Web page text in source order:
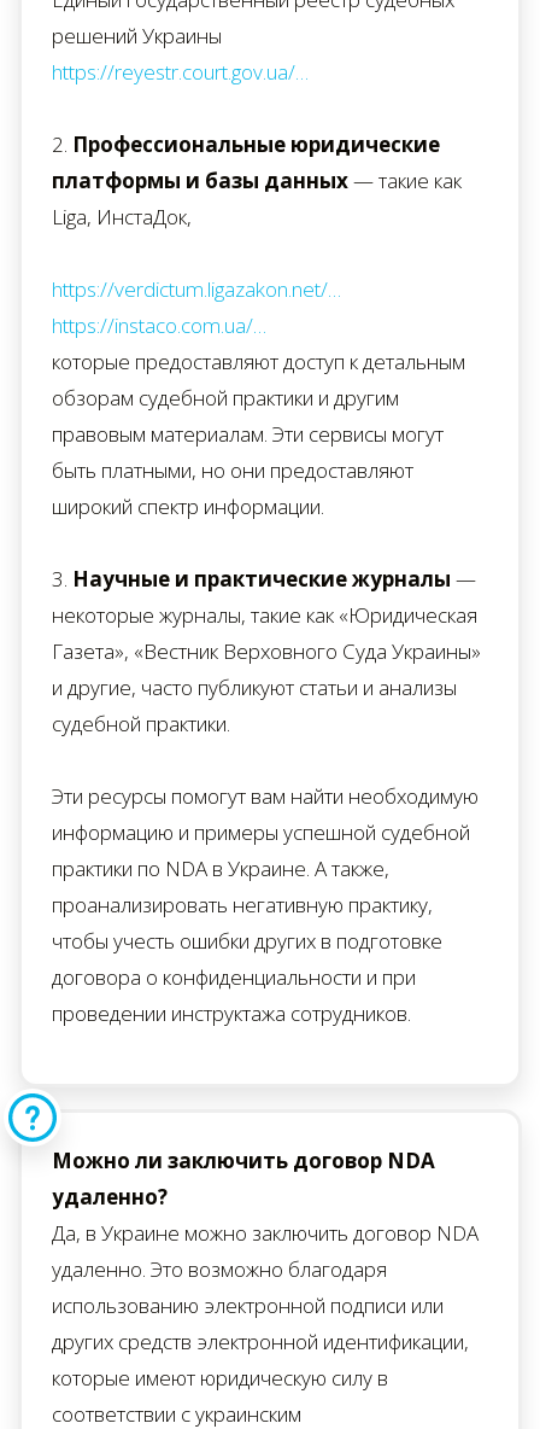
решений Украины
https://reyestr.court.gov.ua/…
2. Профессиональные юридические
платформы и базы данных— такие как
Liga, ИнстаДок,
https://verdictum.ligazakon.net/…
https://instaco.com.ua/…
которые предоставляют доступ к детальным
обзорам судебной практики и другим
правовым материалам. Эти сервисы могут
быть платными, но они предоставляют
широкий спектр информации.
3. Научные и практические журналы —
некоторые журналы, такие как «Юридическая
Газета», «Вестник Верховного Суда Украины»
и другие, часто публикуют статьи и анализы
судебной практики.
Эти ресурсы помогут вам найти необходимую
информацию и примеры успешной судебной
практики по NDA в Украине. А также,
проанализировать негативную практику,
чтобы учесть ошибки других в подготовке
договора о конфиденциальности и при
проведении инструктажа сотрудников.
Можно ли заключить договор NDA
удаленно?
Да, в Украине можно заключить договор NDA
удаленно. Это возможно благодаря
использованию электронной подписи или
других средств электронной идентификации,
которые имеют юридическую силу в
соответствии с украинским